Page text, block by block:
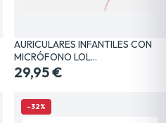
AURICULARES INFANTILES CON
MICRÓFONO LOL…
29,95 €
-32%